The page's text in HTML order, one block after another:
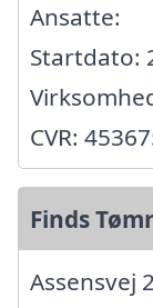
Ansatte:
Startdato:
CVR:
Finds
Assensvej